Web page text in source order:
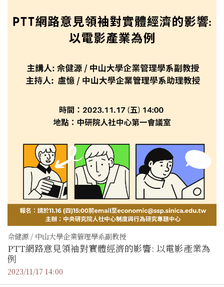
佘健源 / 中山大學企業管理學系副教授
PTT網路意見領袖對實體經濟的影響: 以電影產業為
例
2023/11/17 14:00